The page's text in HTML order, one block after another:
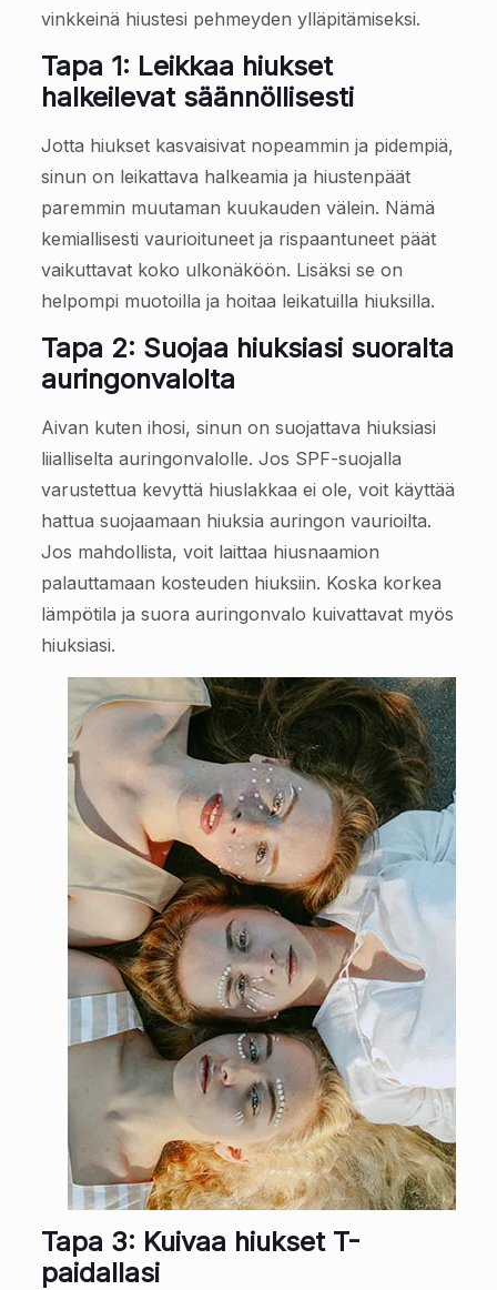
vinkkeinä hiustesi pehmeyden ylläpitämiseksi.
Tapa 1: Leikkaa hiukset
halkeilevat säännöllisesti
Jotta hiukset kasvaisivat nopeammin ja pidempiä,
sinun on leikattava halkeamia ja hiustenpäät
paremmin muutaman kuukauden välein. Nämä
kemiallisesti vaurioituneet ja rispaantuneet päät
vaikuttavat koko ulkonäköön. Lisäksi se on
helpompi muotoilla ja hoitaa leikatuilla hiuksilla.
Tapa 2: Suojaa hiuksiasi suoralta
auringonvalolta
Aivan kuten ihosi, sinun on suojattava hiuksiasi
liialliselta auringonvalolle. Jos SPF-suojalla
varustettua kevyttä hiuslakkaa ei ole, voit käyttää
hattua suojaamaan hiuksia auringon vaurioilta.
Jos mahdollista, voit laittaa hiusnaamion
palauttamaan kosteuden hiuksiin. Koska korkea
lämpötila ja suora auringonvalo kuivattavat myös
hiuksiasi.
Tapa 3: Kuivaa hiukset T-
paidallasi